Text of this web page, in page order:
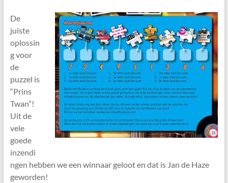
Keien
De
juiste
oplossin
g voor
de
puzzel is
“Prins
Twan”!
Uit de
vele
goede
inzendi
ngen hebben we een winnaar geloot en dat is Jan de Haze
geworden!